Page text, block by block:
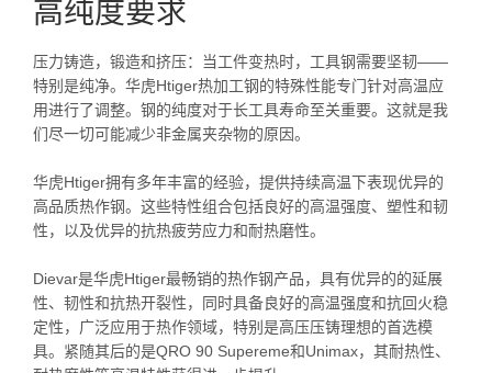
高纯度要求
压力铸造，锻造和挤压：当工件变热时，工具钢需要坚韧——
特别是纯净。华虎Htiger热加工钢的特殊性能专门针对高温应
用进行了调整。钢的纯度对于长工具寿命至关重要。这就是我
们尽一切可能减少非金属夹杂物的原因。
华虎Htiger拥有多年丰富的经验，提供持续高温下表现优异的
高品质热作钢。这些特性组合包括良好的高温强度、塑性和韧
性，以及优异的抗热疲劳应力和耐热磨性。
Dievar是华虎Htiger最畅销的热作钢产品，具有优异的的延展
性、韧性和抗热开裂性，同时具备良好的高温强度和抗回火稳
定性，广泛应用于热作领域，特别是高压压铸理想的首选模
具。紧随其后的是QRO 90 Supereme和Unimax，其耐热性、